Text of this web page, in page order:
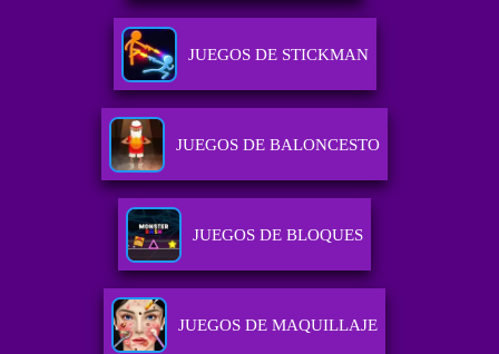
JUEGOS DE STICKMAN
JUEGOS DE BALONCESTO
JUEGOS DE BLOQUES
JUEGOS DE MAQUILLAJE